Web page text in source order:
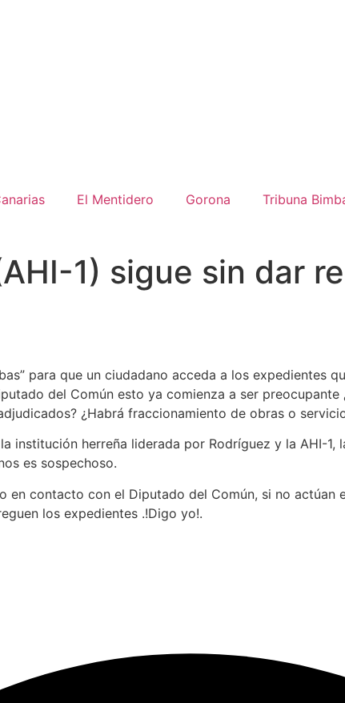
El Mentidero Gorona Tribuna
1) sigue sin dar
para que un ciudadano acceda a los expedientes
del Común esto ya comienza a ser preocupante
¿Habrá fraccionamiento de obras o
institución herreña liderada por Rodríguez y la AHI-
es sospechoso.
en contacto con el Diputado del Común, si no
los expedientes .!Digo yo!.